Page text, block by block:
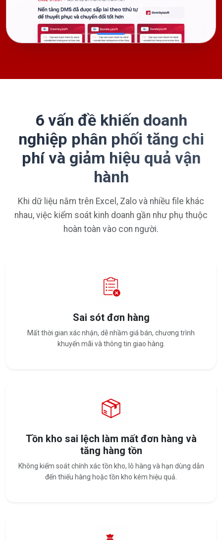
6 vấn đề khiến doanh
nghiệp phân phối tăng chi
phí và giảm hiệu quả vận
hành
Khi dữ liệu nằm trên Excel, Zalo và nhiều file khác
nhau, việc kiểm soát kinh doanh gần như phụ thuộc
hoàn toàn vào con người.
Sai sót đơn hàng
Mất thời gian xác nhận, dễ nhầm giá bán, chương trình
khuyến mãi và thông tin giao hàng.
Tồn kho sai lệch làm mất đơn hàng và
tăng hàng tồn
Không kiểm soát chính xác tồn kho, lô hàng và hạn dùng dẫn
đến thiếu hàng hoặc tồn kho kém hiệu quả.